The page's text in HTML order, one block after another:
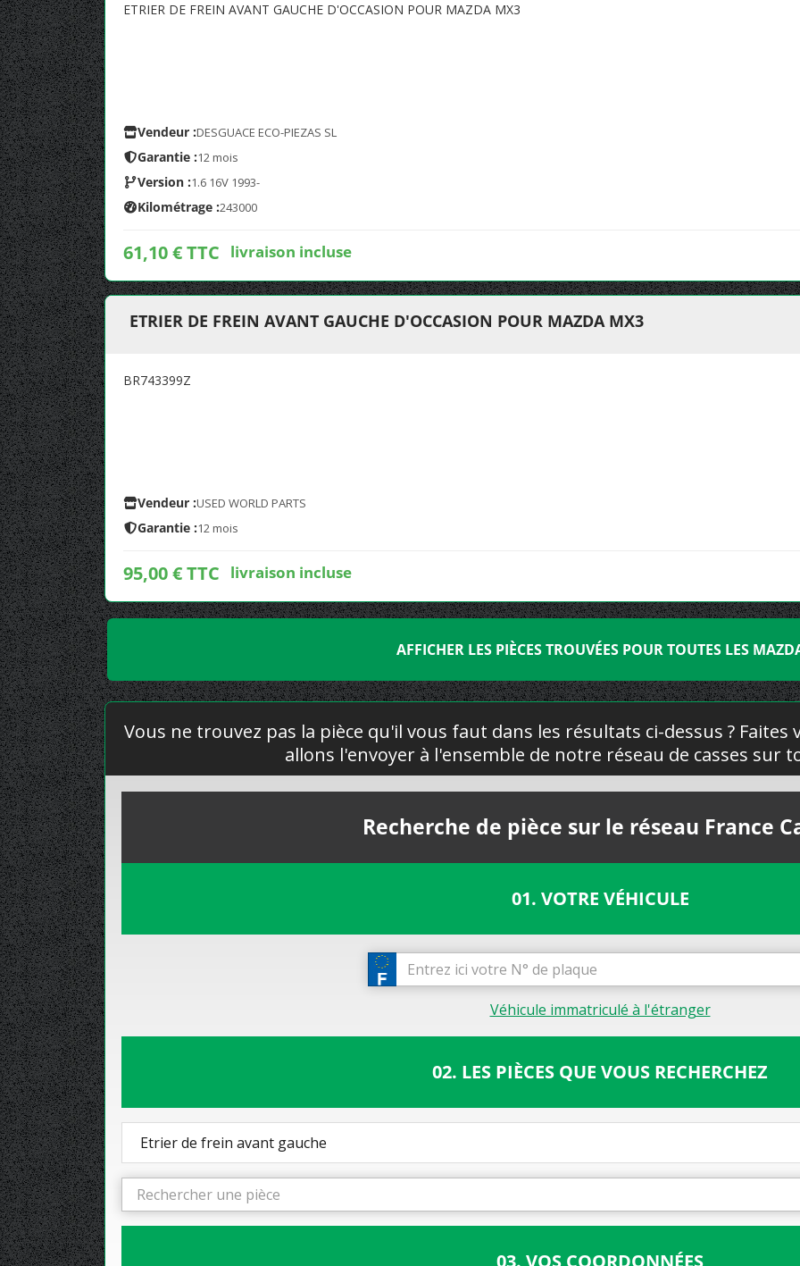
ETRIER DE FREIN AVANT GAUCHE D'OCCASION POUR MAZDA MX3
Vendeur :DESGUACE ECO-PIEZAS SL
Garantie :12 mois
Version :1.6 16V 1993-
Kilométrage :243000
61,10 € TTC livraison incluse
ETRIER DE FREIN AVANT GAUCHE D'OCCASION POUR MAZDA MX3
BR743399Z
Vendeur :USED WORLD PARTS
Garantie :12 mois
95,00 € TTC livraison incluse
AFFICHER LES PIÈCES TROUVÉES POUR TOUTES LES
Vous ne trouvez pas la pièce qu'il vous faut dans les résultats ci-dessus ? Faites
allons l'envoyer à l'ensemble de notre réseau de casses sur
Recherche de pièce sur le réseau France
01. VOTRE VÉHICULE
Véhicule immatriculé à l'étranger
02. LES PIÈCES QUE VOUS RECHERCHEZ
Etrier de frein avant gauche
03. VOS COORDONNÉES